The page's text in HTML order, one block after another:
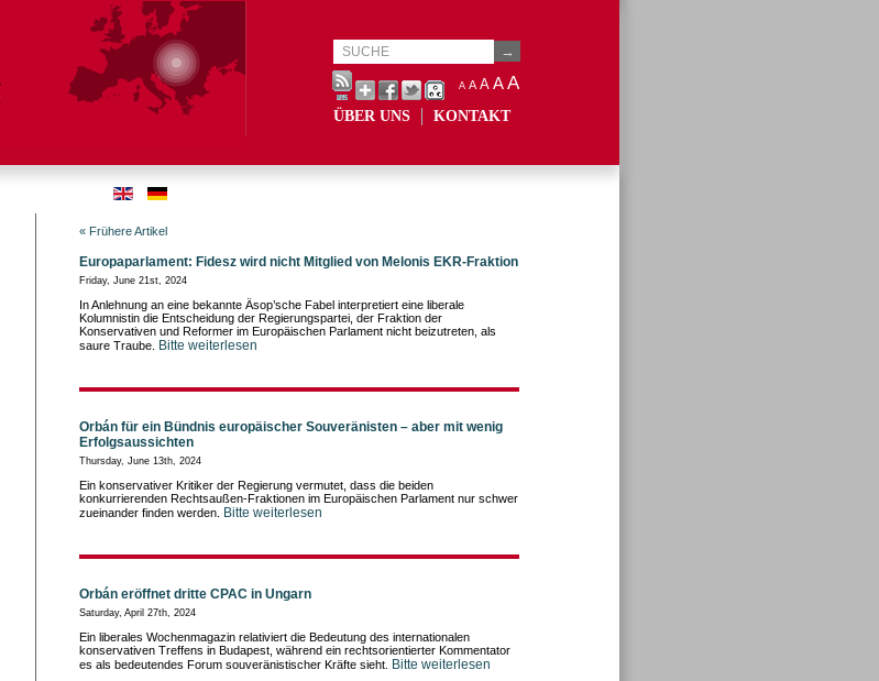
A A A AA
ÜBER UNS KONTAKT
« Frühere Artikel
Europaparlament: Fidesz wird nicht Mitglied von Melonis EKR-Fraktion
Friday, June 21st, 2024
In Anlehnung an eine bekannte Äsop’sche Fabel interpretiert eine liberale
Kolumnistin die Entscheidung der Regierungspartei, der Fraktion der
Konservativen und Reformer im Europäischen Parlament nicht beizutreten, als
saure Traube.
Bitte weiterlesen
Orbán für ein Bündnis europäischer Souveränisten – aber mit wenig
Erfolgsaussichten
Thursday, June 13th, 2024
Ein konservativer Kritiker der Regierung vermutet, dass die beiden
konkurrierenden Rechtsaußen-Fraktionen im Europäischen Parlament nur schwer
zueinander finden werden.
Bitte weiterlesen
Orbán eröffnet dritte CPAC in Ungarn
Saturday, April 27th, 2024
Ein liberales Wochenmagazin relativiert die Bedeutung des internationalen
konservativen Treffens in Budapest, während ein rechtsorientierter Kommentator
es als bedeutendes Forum souveränistischer Kräfte sieht.
Bitte weiterlesen